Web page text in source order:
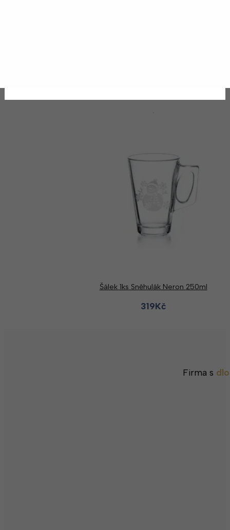
Šálek 1ks Sněhulák Neron 250ml
319Kč
Firma s